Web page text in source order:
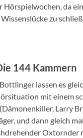
Hörspielwochen, da
zu
144 Kammern
lassen es
mit einem
Larry
und dann gleich
Oxtornder